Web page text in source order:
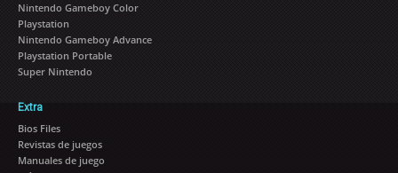
Nintendo Gameboy Color
Playstation
Nintendo Gameboy Advance
Playstation Portable
Super Nintendo
Extra
Bios Files
Revistas de juegos
Manuales de juego